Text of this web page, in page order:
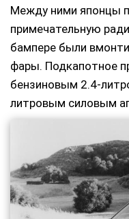
Между ними японцы
примечательную
бампере были
фары. Подкапотное
бензиновым 2.4-
литровым силовым